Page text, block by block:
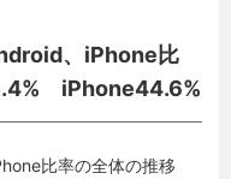
、iPhone比
iPhone44.6%
比率の全体の推移